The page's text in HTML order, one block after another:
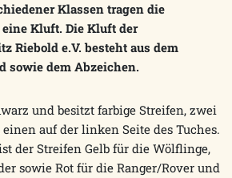
Klassen tragen die
Kluft. Die Kluft der
Riebold e.V. besteht aus dem
sowie dem Abzeichen.
und besitzt farbige Streifen, zwei
auf der linken Seite des Tuches.
der Streifen Gelb für die Wölflinge,
sowie Rot für die Ranger/Rover und